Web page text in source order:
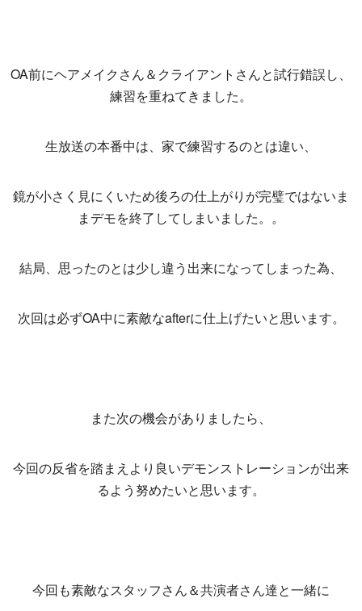
OA前にヘアメイクさん＆クライアントさんと試行錯誤し、
練習を重ねてきました。
生放送の本番中は、家で練習するのとは違い、
鏡が小さく見にくいため後ろの仕上がりが完璧ではないま
まデモを終了してしまいました。。
結局、思ったのとは少し違う出来になってしまった為、
次回は必ずOA中に素敵なafterに仕上げたいと思います。
また次の機会がありましたら、
今回の反省を踏まえより良いデモンストレーションが出来
るよう努めたいと思います。
今回も素敵なスタッフさん＆共演者さん達と一緒に